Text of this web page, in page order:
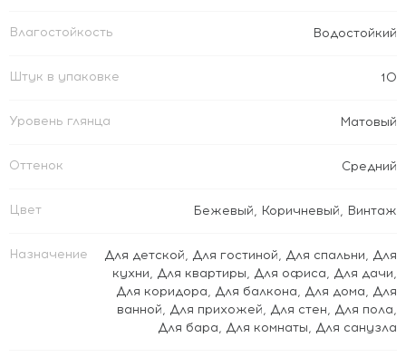
Влагостойкость Водостойкий
Штук в упаковке 10
Уровень глянца Матовый
Оттенок Средний
Цвет Бежевый, Коричневый, Винтаж
Назначение Для детской, Для гостиной, Для спальни, Для
кухни, Для квартиры, Для офиса, Для дачи,
Для коридора, Для балкона, Для дома, Для
ванной, Для прихожей, Для стен, Для пола,
Для бара, Для комнаты, Для санузла